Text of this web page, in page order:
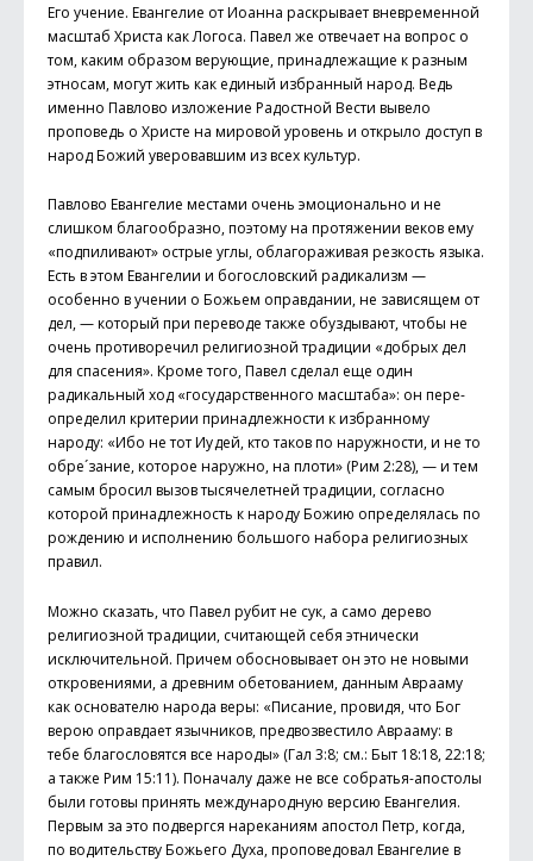
Его учение. Евангелие от Иоанна раскрывает вневременной
масштаб Христа как Логоса. Павел же отвечает на вопрос о
том, каким образом верующие, принадлежащие к разным
этносам, могут жить как единый избранный народ. Ведь
именно Павлово изложение Радостной Вести вывело
проповедь о Христе на мировой уровень и открыло доступ в
народ Божий уверовавшим из всех культур.
Павлово Евангелие местами очень эмоционально и не
слишком благообразно, поэтому на протяжении веков ему
«подпиливают» острые углы, облагораживая резкость языка.
Есть в этом Евангелии и богословский радикализм —
особенно в учении о Божьем оправдании, не зависящем от
дел, — который при переводе также обуз­дывают, чтобы не
очень противоречил религиозной традиции «добрых дел
для спасения». Кроме того, Павел сделал еще один
радикальный ход «государственного масштаба»: он пере­
определил критерии принадлежности к избранному
народу: «Ибо не тот Иу дей, кто таков по наружности, и не то
обре´зание, которое наружно, на плоти» (Рим 2:28), — и тем
самым бросил вызов тысячелетней традиции, согласно
которой принадлежность к народу Божию определялась по
рождению и исполнению большого набора религиозных
правил.
Можно сказать, что Павел рубит не сук, а само дерево
религиозной традиции, считающей себя этнически
исключительной. Причем обосновывает он это не новыми
откровениями, а древним обетованием, данным Аврааму
как основателю народа веры: «Писание, провидя, что Бог
верою оправдает язычников, предвозвестило Аврааму: в
тебе благословятся все народы» (Гал 3:8; см.: Быт 18:18, 22:18;
а также Рим 15:11). Поначалу даже не все собратья-апостолы
были готовы принять международную версию Евангелия.
Первым за это подвергся нареканиям апостол Петр, когда,
по водительству Божьего Духа, проповедовал Евангелие в